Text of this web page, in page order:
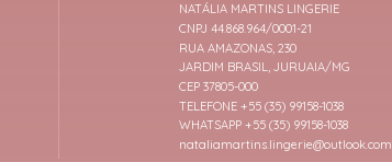
NATÁLIA MARTINS LINGERIE
CNPJ 44.868.964/0001-21
RUA AMAZONAS, 230
JARDIM BRASIL, JURUAIA/MG
CEP 37805-000
TELEFONE +55 (35) 99158-1038
WHATSAPP +55 (35) 99158-1038
nataliamartins.lingerie@outlook.com